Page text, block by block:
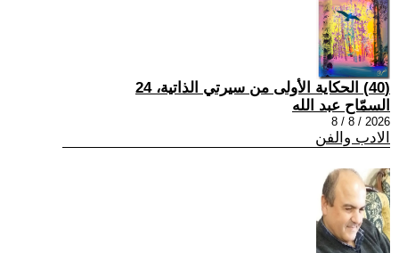
(40) الحكاية الأولى من سيرتي الذاتية، 24
السمّاح عبد الله
2026 / 8 / 8
الادب والفن